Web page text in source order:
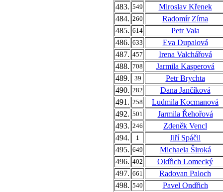
483. 549
Miroslav Křenek
484. 260
Radomír Zíma
485. 614
Petr Vala
486. 633
Eva Dupalová
487. 457
Irena Valchářová
488. 708
Jarmila Kasperová
489.
39
Petr Brychta
490. 282
Dana Jančíková
491. 258
Ludmila Kocmanová
492. 501
Jarmila Řehořová
493. 246
Zdeněk Vencl
494.
1
Jiří Spáčil
495. 649
Michaela Široká
496. 402
Oldřich Lomecký
497. 661
Radovan Paloch
498. 540
Pavel Ondřich